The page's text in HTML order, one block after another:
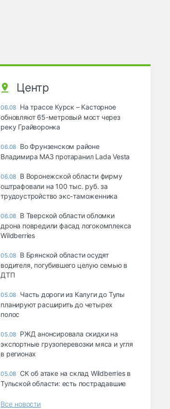
Центр
06.08 На трассе Курск – Касторное
обновляют 65-метровый мост через
реку Грайворонка
06.08 Во Фрунзенском районе
Владимира МАЗ протаранил Lada Vesta
06.08 В Воронежской области фирму
оштрафовали на 100 тыс. руб. за
трудоустройство экс-таможенника
06.08 В Тверской области обломки
дрона повредили фасад логокомплекса
Wildberries
05.08 В Брянской области осудят
водителя, погубившего целую семью в
ДТП
05.08 Часть дороги из Калуги до Тулы
планируют расширить до четырех
полос
05.08 РЖД анонсировала скидки на
экспортные грузоперевозки мяса и угля
в регионах
05.08 СК об атаке на склад Wildberries в
Тульской области: есть пострадавшие
Все новости